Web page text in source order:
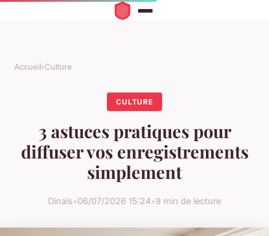
Accueil›Culture
CULTURE
3 astuces pratiques pour
diffuser vos enregistrements
simplement
Dinaïs•06/07/2026 15:24•9 min de lecture